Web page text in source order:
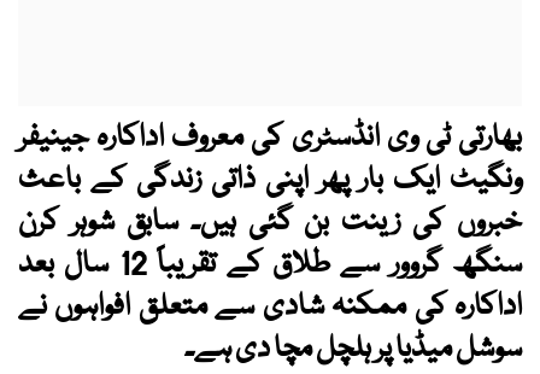
بھارتی ٹی وی انڈسٹری کی معروف اداکارہ جینیفر
ونگیٹ ایک بار پھر اپنی ذاتی زندگی کے باعث
خبروں کی زینت بن گئی ہیں۔ سابق شوہر کرن
سنگھ گروور سے طلاق کے تقریباً 12 سال بعد
اداکارہ کی ممکنہ شادی سے متعلق افواہوں نے
سوشل میڈیا پر ہلچل مچا دی ہے۔